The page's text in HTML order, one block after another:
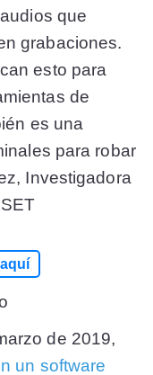
que
grabaciones.
esto para
de
es una
para robar
Investigadora
de 2019,
un software